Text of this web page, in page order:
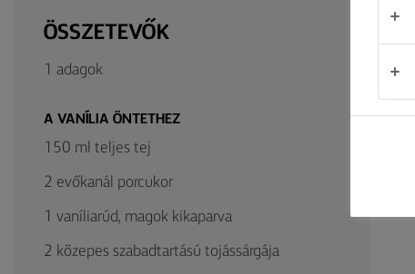
Magyarország
ÖSSZETEVŐK
1 adagok
A VANÍLIA ÖNTETHEZ
150 ml teljes tej
2 evőkanál porcukor
1 vaníliarúd, magok kikaparva
2 közepes szabadtartású tojássárgája